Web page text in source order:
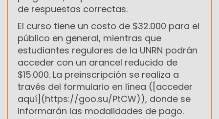
de respuestas correctas.
El curso tiene un costo de $32.000 para el
público en general, mientras que
estudiantes regulares de la UNRN podrán
acceder con un arancel reducido de
$15.000. La preinscripción se realiza a
través del formulario en línea ([acceder
aquí](https://goo.su/PtCW)), donde se
informarán las modalidades de pago.